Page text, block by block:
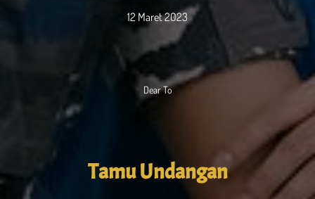
12 Maret 2023
Dear To
Tamu Undangan